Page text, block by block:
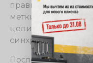
правильной
метки на
цепи. Это
синхронизацию
После завершения